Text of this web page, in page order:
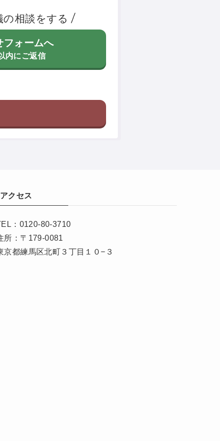
の相談をする
フォームへ
内にご返信
アクセス
：0120-80-3710
所：〒179-0081
京都練馬区北町３丁目１０−３